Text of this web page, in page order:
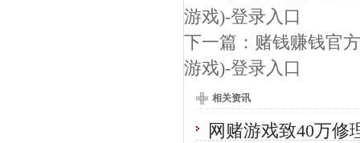
游戏)-登录入口
下一篇： 赌钱赚钱官
游戏)-登录入口
相关资讯
网赌游戏致40万修